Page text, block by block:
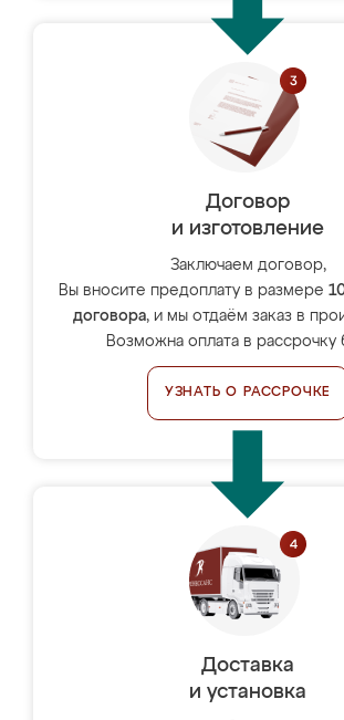
Договор
и изготовление
Заключаем договор,
Вы вносите предоплату в размере
договора, и мы отдаём заказ в
Возможна оплата в рассрочку
УЗНАТЬ О РАССРОЧКЕ
Доставка
и установка